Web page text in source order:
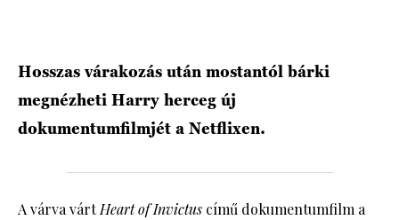
Hosszas várakozás után mostantól bárki
megnézheti Harry herceg új
dokumentumfilmjét a Netflixen.
A várva vártHeart of Invictus című dokumentumfilm a